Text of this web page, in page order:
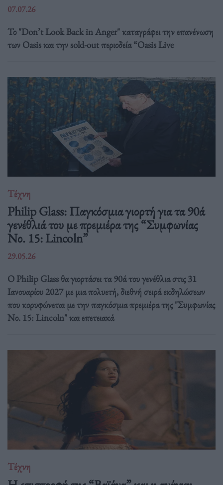
07.07.26
Το "Don’t Look Back in Anger" καταγράφει την επανένωση
των Oasis και την sold-out περιοδεία “Oasis Live
Τέχνη
Philip Glass: Παγκόσμια γιορτή για τα 90ά
γενέθλιά του με πρεμιέρα της “Συμφωνίας
Νο. 15: Lincoln”
29.05.26
Ο Philip Glass θα γιορτάσει τα 90ά του γενέθλια στις 31
Ιανουαρίου 2027 με μια πολυετή, διεθνή σειρά εκδηλώσεων
που κορυφώνεται με την παγκόσμια πρεμιέρα της "Συμφωνίας
Νο. 15: Lincoln" και επετειακά
Τέχνη